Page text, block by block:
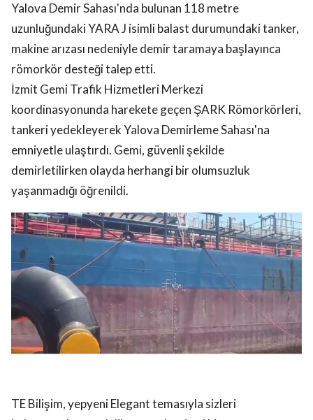
Yalova Demir Sahası'nda bulunan 118 metre
uzunluğundaki YARA J isimli balast durumundaki tanker,
makine arızası nedeniyle demir taramaya başlayınca
römorkör desteği talep etti.
İzmit Gemi Trafik Hizmetleri Merkezi
koordinasyonunda harekete geçen ŞARK Römorkörleri,
tankeri yedekleyerek Yalova Demirleme Sahası'na
emniyetle ulaştırdı. Gemi, güvenli şekilde
demirletilirken olayda herhangi bir olumsuzluk
yaşanmadığı öğrenildi.
TE Bilişim, yepyeni Elegant temasıyla sizleri